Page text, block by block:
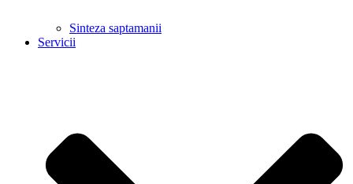
Sinteza saptamanii
Servicii